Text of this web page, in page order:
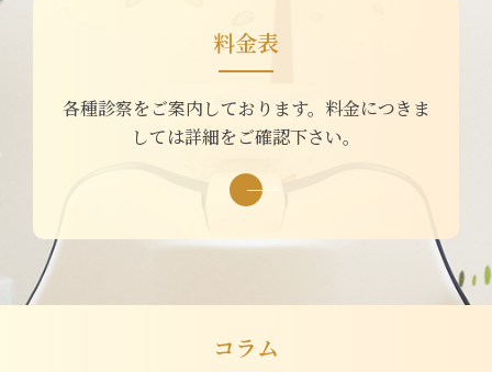
料金表
各種診察をご案内しております。料金につきま
しては詳細をご確認下さい。
コラム